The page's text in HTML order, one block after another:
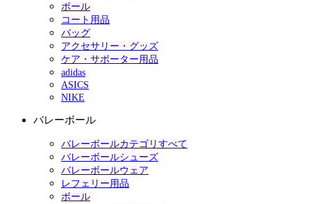
ボール
コート用品
バッグ
アクセサリー・グッズ
ケア・サポーター用品
adidas
ASICS
NIKE
バレーボール
バレーボールカテゴリすべて
バレーボールシューズ
バレーボールウェア
レフェリー用品
ボール